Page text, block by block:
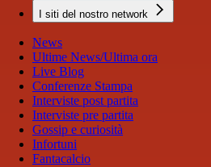
I siti del nostro network
News
Ultime News/Ultima ora
Live Blog
Conferenze Stampa
Interviste post partita
Interviste pre partita
Gossip e curiosità
Infortuni
Fantacalcio